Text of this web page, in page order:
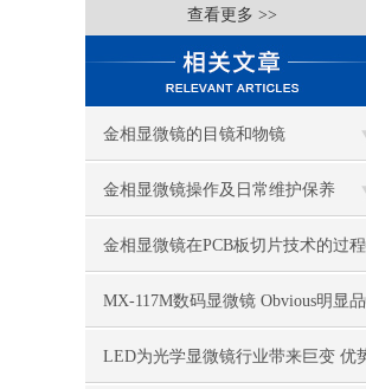
查看更多 >>
金相显微镜的目镜和物镜
金相显微镜操作及日常维护保养
金相显微镜在PCB板切片技术的过程
控制中的作用
MX-117M数码显微镜 Obvious明显品
牌值得推荐
LED为光学显微镜行业带来巨变 优